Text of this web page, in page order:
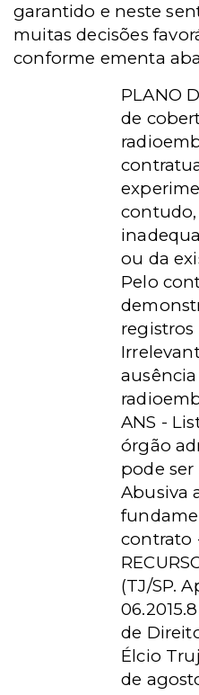
garantido e neste
muitas decisões
conforme ementa
PLANO
de
contudo,
ou da
Pelo
registros
ANS -
órgão
pode
Abusiva
contrato
(TJ/SP.
de
Élcio
de